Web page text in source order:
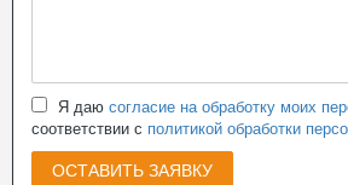
Я даю согласие на обработку моих
соответствии с политикой обработки
ОСТАВИТЬ ЗАЯВКУ